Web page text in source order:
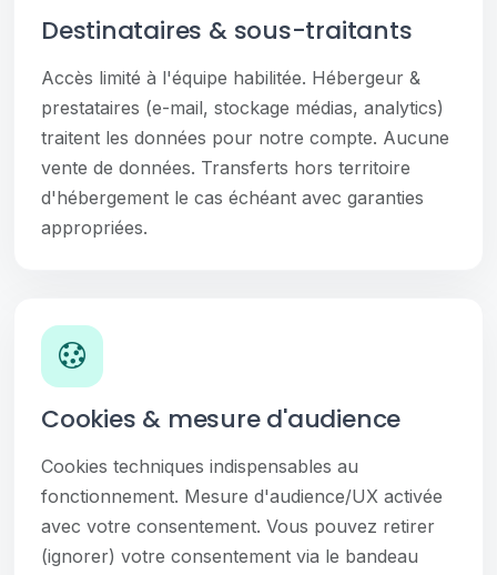
Destinataires & sous-traitants
Accès limité à l'équipe habilitée. Hébergeur &
prestataires (e-mail, stockage médias, analytics)
traitent les données pour notre compte. Aucune
vente de données. Transferts hors territoire
d'hébergement le cas échéant avec garanties
appropriées.
Cookies & mesure d'audience
Cookies techniques indispensables au
fonctionnement. Mesure d'audience/UX activée
avec votre consentement. Vous pouvez retirer
(ignorer) votre consentement via le bandeau